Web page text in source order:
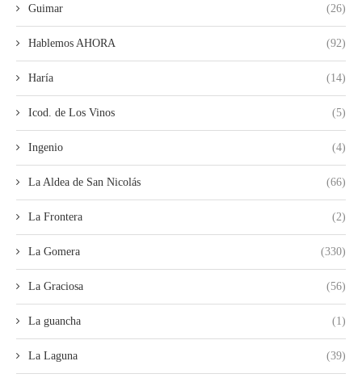
Guimar (26)
Hablemos AHORA (92)
Haría (14)
Icod. de Los Vinos (5)
Ingenio (4)
La Aldea de San Nicolás (66)
La Frontera (2)
La Gomera (330)
La Graciosa (56)
La guancha (1)
La Laguna (39)